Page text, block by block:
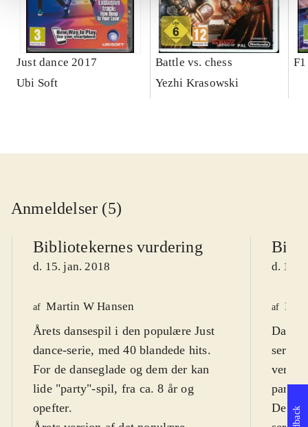
Just dance 2017
Ubi Soft
Battle vs. chess
Yezhi Krasowski
Anmeldelser (5)
Bibliotekernes vurdering
d. 15. jan. 2018
af Martin W Hansen
Årets dansespil i den populære Just
dance-serie, med 40 blandede hits.
For de danseglade og dem der kan
lide "party"-spil, fra ca. 8 år og
opefter.
d. 10.
af
serie.
party-
Dette